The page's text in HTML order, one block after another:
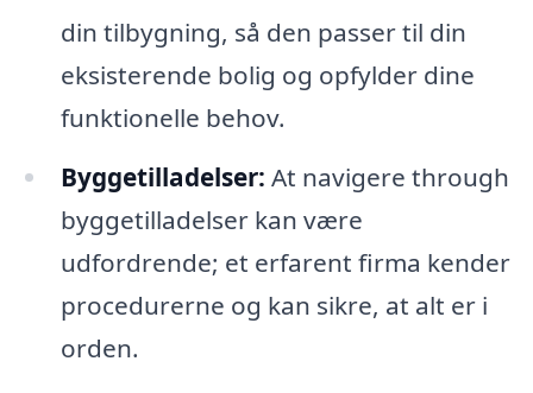
din tilbygning, så den passer til din
eksisterende bolig og opfylder dine
funktionelle behov.
Byggetilladelser: At navigere through
byggetilladelser kan være
udfordrende; et erfarent firma kender
procedurerne og kan sikre, at alt er i
orden.